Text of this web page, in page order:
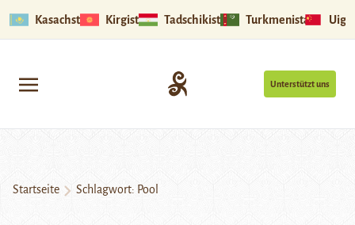
Kasachstan Kirgistan Tadschikistan Turkmenistan
Unterstützt uns
Startseite Schlagwort: Pool